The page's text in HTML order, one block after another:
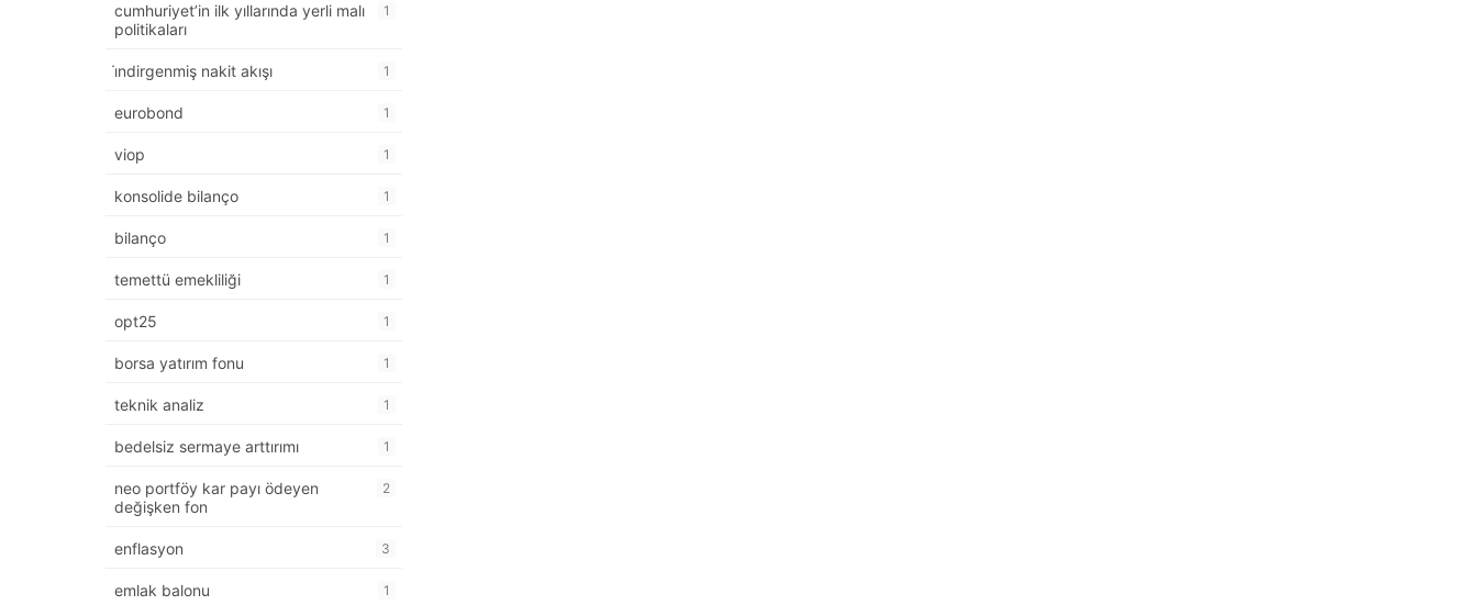
cumhuriyet’in ilk yıllarında yerli malı
politikaları
1
i̇ndirgenmiş nakit akışı 1
eurobond 1
viop 1
konsolide bilanço 1
bilanço 1
temettü emekliliği 1
opt25 1
borsa yatırım fonu 1
teknik analiz 1
bedelsiz sermaye arttırımı 1
neo portföy kar payı ödeyen
değişken fon
2
enflasyon 3
emlak balonu 1